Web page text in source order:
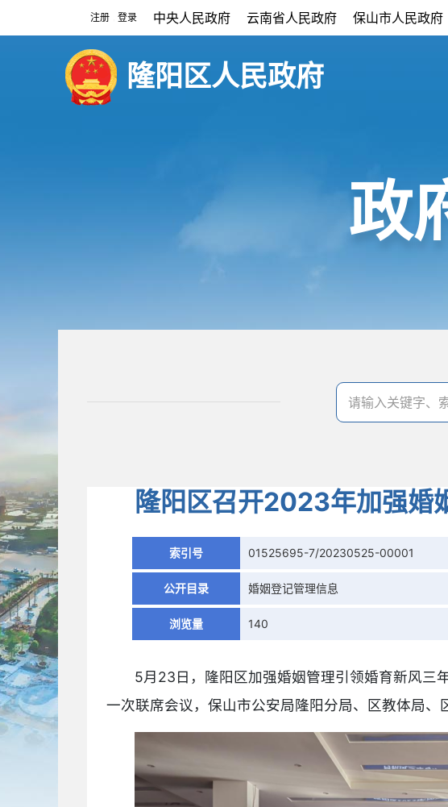
注册 登录 中央人民政府 云南省人民政府 保山市人民政府
隆阳区人民政府
政
隆阳区召开2023年加强婚
索引号 01525695-7/20230525-00001
公开目录 婚姻登记管理信息
浏览量 140
5月23日，隆阳区加强婚姻管理引领婚育新风三
一次联席会议，保山市公安局隆阳分局、区教体局、